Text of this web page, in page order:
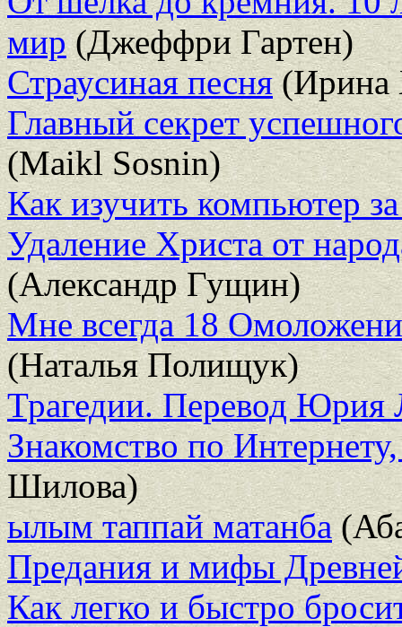
мир(Джеффри Гартен)
Страусиная песня(Ирина
Главный секрет
(Maikl Sosnin)
Как изучить компьютер
Удаление Христа от
(Александр Гущин)
Мне всегда 18
(Наталья Полищук)
Трагедии. Перевод
Знакомство по
Шилова)
ылым таппай матанба
Предания и мифы
Как легко и быстро